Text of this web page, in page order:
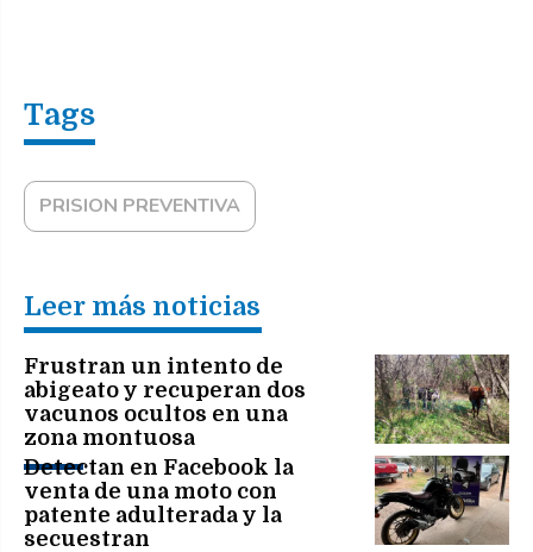
PRISION PREVENTIVA
Leer más noticias
Frustran un intento de
abigeato y recuperan dos
vacunos ocultos en una
zona montuosa
Detectan en Facebook la
venta de una moto con
patente adulterada y la
secuestran